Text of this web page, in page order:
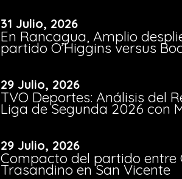
31 Julio, 2026
En Rancagua, Amplio
partido O’Higgins versus
29 Julio, 2026
TVO Deportes: Análisis del
Liga de Segunda 2026 con
29 Julio, 2026
Compacto del partido entre
Trasandino en San Vicente